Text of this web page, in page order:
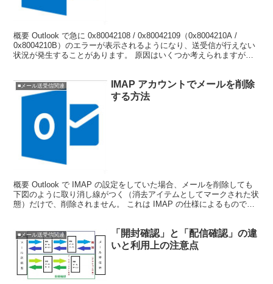
概要 Outlook で急に 0x80042108 / 0x80042109（0x8004210A /
0x8004210B）のエラーが表示されるようになり、送受信が行えない
状況が発生することがあります。 原因はいくつか考えられますが、
■メール送受信関連
IMAP アカウントでメールを削除
する方法
概要 Outlook で IMAP の設定をしていた場合、メールを削除しても
下図のように取り消し線がつく（消去アイテムとしてマークされた状
態）だけで、削除されません。 これは IMAP の仕様によるもので
■メール送受信関連
「開封確認」と「配信確認」の違
いと利用上の注意点